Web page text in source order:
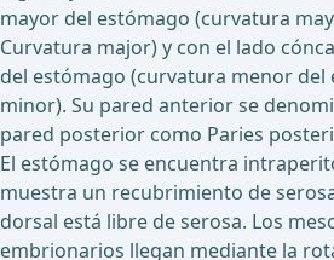
mayor del estómago (curvatura
Curvatura major) y con el lado
del estómago (curvatura menor
minor). Su pared anterior se
pared posterior como Paries
El estómago se encuentra
muestra un recubrimiento de
dorsal está libre de serosa. Los
embrionarios llegan mediante la